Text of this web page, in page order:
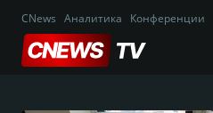
CNews Аналитика Конференции